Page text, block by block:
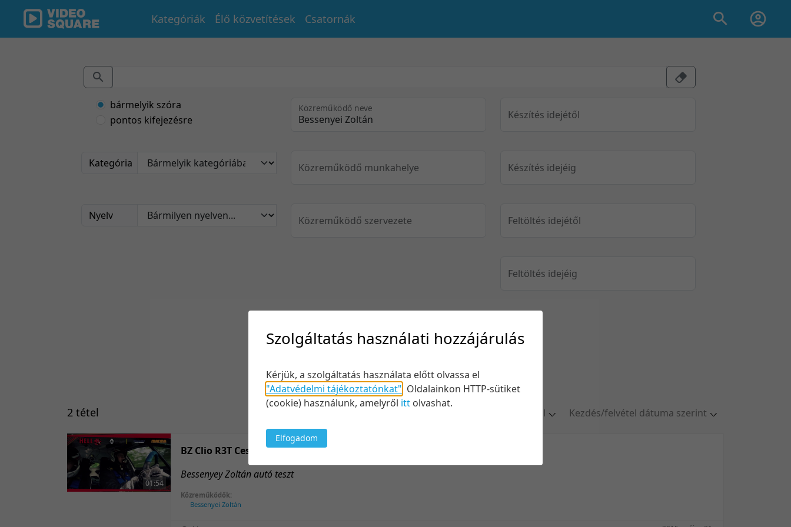
Kategóriák Élő közvetítések Csatornák
bármelyik szóra
pontos kifejezésre
Kategória
Nyelv
Közreműködő neve
Közreműködő munkahelye
Közreműködő szervezete
Készítés idejétől
Készítés idejéig
Feltöltés idejétől
Feltöltés idejéig
Keresés
Kezdés/felvétel dátuma szerint
2 tétel
100 tétel/oldal
20 tétel/oldal
01:54
BZ Clio R3T Cesky Krumlov test
Bessenyey Zoltán autó teszt
Közreműködők:
Bessenyei Zoltán
Szolgáltatás használati hozzájárulás
Kérjük, a szolgáltatás használata előtt olvassa el
"Adatvédelmi tájékoztatónkat" Oldalainkon HTTP-sütiket
(cookie) használunk, amelyről itt olvashat.
Elfogadom